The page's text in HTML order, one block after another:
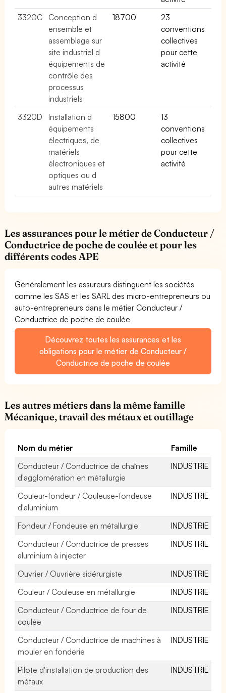
3320C
Conception d
ensemble et
assemblage sur
site industriel d
équipements de
contrôle des
processus
industriels
18700
23
conventions
collectives
pour cette
activité
3320D
Installation d
équipements
électriques, de
matériels
électroniques et
optiques ou d
autres matériels
15800
13
conventions
collectives
pour cette
activité
Les assurances pour le métier de Conducteur /
Conductrice de poche de coulée et pour les
différents codes APE
Généralement les assureurs distinguent les sociétés
comme les SAS et les SARL des micro-entrepreneurs ou
auto-entrepreneurs dans le métier Conducteur /
Conductrice de poche de coulée
Découvrez toutes les assurances et les
obligations pour le métier de Conducteur /
Conductrice de poche de coulée
Les autres métiers dans la même famille
Mécanique, travail des métaux et outillage
Nom du métier
Famille
Conducteur / Conductrice de chaînes
d'agglomération en métallurgie
INDUSTRIE
Couleur-fondeur / Couleuse-fondeuse
d'aluminium
INDUSTRIE
Fondeur / Fondeuse en métallurgie
INDUSTRIE
Conducteur / Conductrice de presses
aluminium à injecter
INDUSTRIE
Ouvrier / Ouvrière sidérurgiste
INDUSTRIE
Couleur / Couleuse en métallurgie
INDUSTRIE
Conducteur / Conductrice de four de
coulée
INDUSTRIE
Conducteur / Conductrice de machines à
mouler en fonderie
INDUSTRIE
Pilote d'installation de production des
métaux
INDUSTRIE